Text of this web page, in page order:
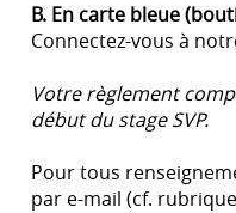
B. En carte bleue
Connectez-vous à
Votre règlement
début du stage SVP.
Pour tous
par e-mail (cf.